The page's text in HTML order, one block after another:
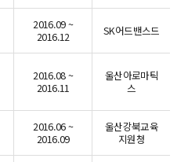
2016.09 ~
2016.12
SK어드밴스드
2016.08 ~
2016.11
울산아로마틱
스
2016.06 ~
2016.09
울산강북교육
지원청